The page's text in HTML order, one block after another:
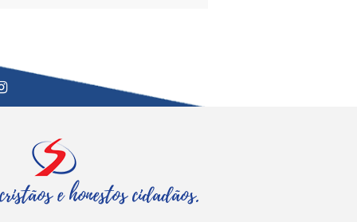
e honestos cidadãos.